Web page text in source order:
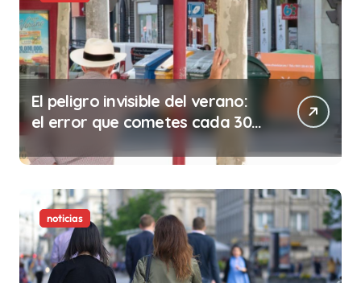
El peligro invisible del verano:
el error que cometes cada 30
minutos en tu trabajo (y la
ilegalidad que te puede costar
la vida)
noticias